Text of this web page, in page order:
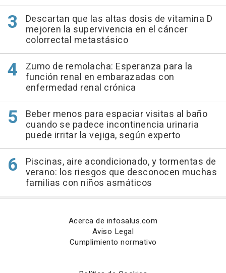
Descartan que las altas dosis de vitamina D
mejoren la supervivencia en el cáncer
colorrectal metastásico
Zumo de remolacha: Esperanza para la
función renal en embarazadas con
enfermedad renal crónica
Beber menos para espaciar visitas al baño
cuando se padece incontinencia urinaria
puede irritar la vejiga, según experto
Piscinas, aire acondicionado, y tormentas de
verano: los riesgos que desconocen muchas
familias con niños asmáticos
Acerca de infosalus.com
Aviso Legal
Cumplimiento normativo